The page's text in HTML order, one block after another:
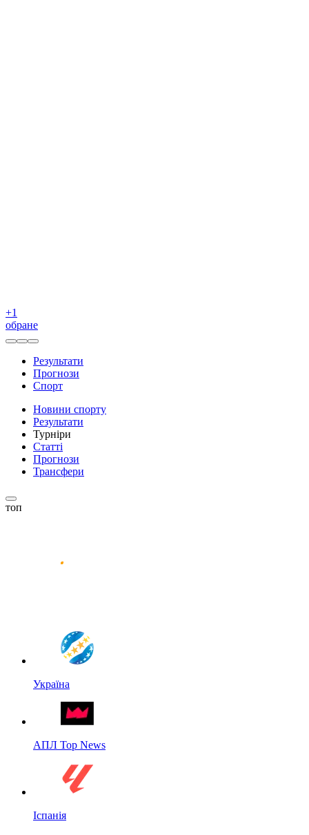
+1
обране
Результати
Прогнози
Спорт
Новини спорту
Результати
Турніри
Статті
Прогнози
Трансфери
топ
Україна
АПЛ Top News
Іспанія